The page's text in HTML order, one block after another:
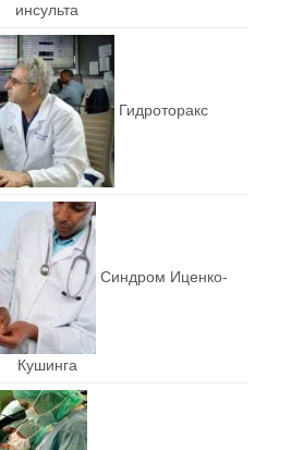
инсульта
Гидроторакс
Синдром Иценко-
Кушинга